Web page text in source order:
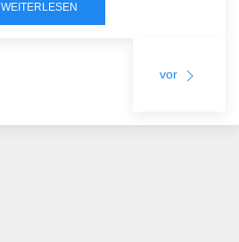
WEITERLESEN
vor